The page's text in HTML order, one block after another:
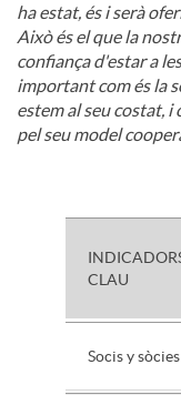
ha estat, és i serà
Això és el que la
confiança d'estar a
important com és la
estem al seu costat,
pel seu model
CLAU
Socis y sòcies